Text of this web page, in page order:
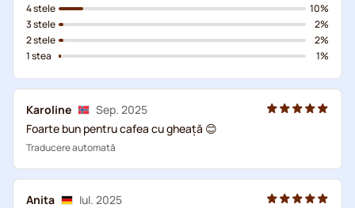
4 stele
3 stele
2 stele
1 stea
10%
2%
2%
1%
Karoline
Sep. 2025
Foarte bun pentru cafea cu gheață 😊
Traducere automată
Anita
Iul. 2025